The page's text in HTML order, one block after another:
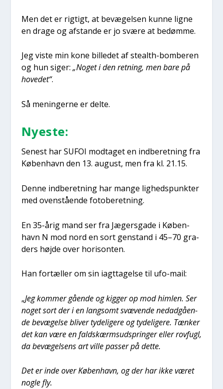
Men det er rig­tigt, at bevæ­gel­sen kun­ne lig­ne
en dra­ge og afstan­de er jo svæ­re at bedøm­me.
Jeg viste min kone bil­le­det af ste­alth-bom­be­ren
og hun siger: „Noget i den ret­ning, men bare på
hove­d­et“.
Så menin­ger­ne er del­te.
Nye­ste:
Sene­st har SUFOI mod­ta­get en ind­be­ret­ning fra
Køben­havn den 13. august, men fra kl. 21.15.
Den­ne ind­be­ret­ning har man­ge lig­heds­punk­ter
med oven­stå­en­de foto­be­ret­ning.
En 35-årig mand ser fra Jægers­ga­de i Køben­
havn N mod nord en sort gen­stand i 45–70 gra­
ders høj­de over hori­son­ten.
Han for­tæl­ler om sin iagt­ta­gel­se til ufo-mail:
„Jeg kom­mer gåen­de og kig­ger op mod him­len. Ser
noget sort der i en lang­somt svæ­ven­de ned­ad­gå­en­
de bevæ­gel­se bli­ver tyde­li­ge­re og tyde­li­ge­re. Tæn­ker
det kan være en faldskærms­ud­sprin­ger eller rov­fugl,
da bevæ­gel­sens art vil­le pas­ser på det­te.
Det er inde over Køben­havn, og der har ikke været
nog­le fly.